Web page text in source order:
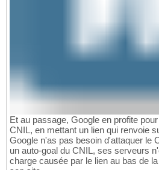
Et au passage, Google en profite
CNIL, en mettant un lien qui renvoie
Google n'as pas besoin d'attaquer le
un auto-goal du CNIL, ses serveurs
charge causée par le lien au bas de